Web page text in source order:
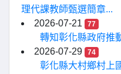
理代課教師甄選簡章...
2026-07-21
77
轉知彰化縣政府推
2026-07-29
74
彰化縣大村鄉村上